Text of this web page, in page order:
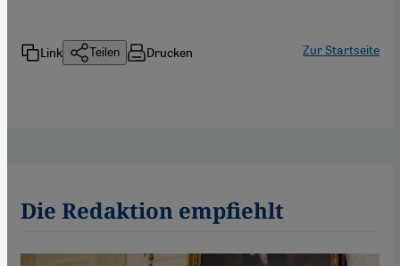
Link Teilen Drucken Zur Startseite
Die Redaktion empfiehlt